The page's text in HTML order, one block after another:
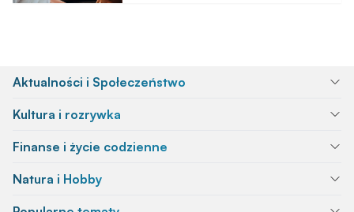
Aktualności i Społeczeństwo
Kultura i rozrywka
Finanse i życie codzienne
Natura i Hobby